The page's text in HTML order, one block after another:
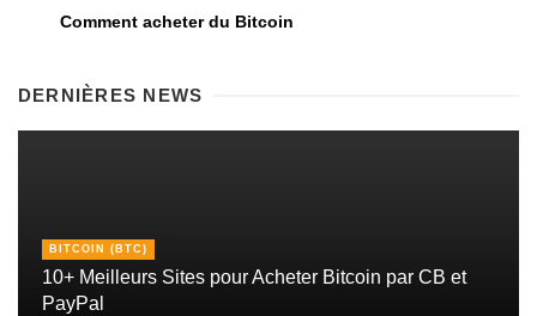
Comment acheter du Bitcoin
DERNIÈRES NEWS
BITCOIN (BTC)
10+ Meilleurs Sites pour Acheter Bitcoin par CB et
PayPal